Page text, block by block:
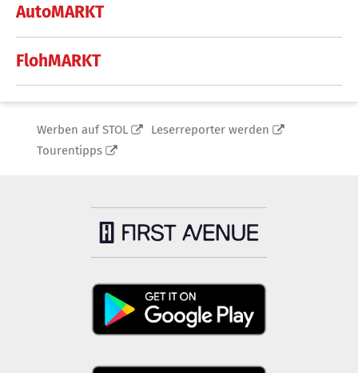
AutoMARKT
FlohMARKT
Werben auf STOL
Leserreporter werden
Tourentipps